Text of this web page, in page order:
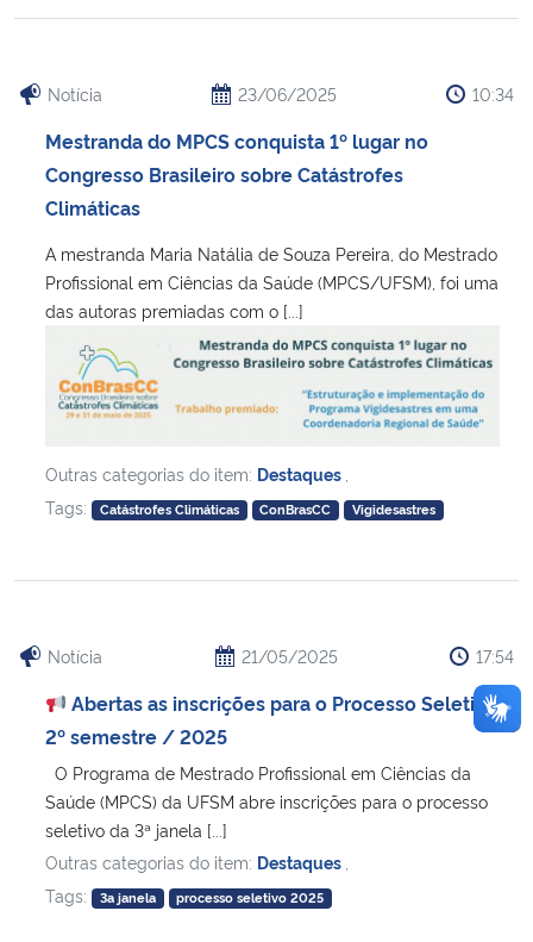
Notícia 23/06/2025 10:34
Mestranda do MPCS conquista 1º lugar no
Congresso Brasileiro sobre Catástrofes
Climáticas
A mestranda Maria Natália de Souza Pereira, do Mestrado
Profissional em Ciências da Saúde (MPCS/UFSM), foi uma
das autoras premiadas com o [...]
Outras categorias do item: Destaques
Tags:
Catástrofes Climáticas ConBrasCC Vigidesastres
Notícia 21/05/2025 17:54
Abertas as inscrições para o Processo Seletivo
2º semestre / 2025
O Programa de Mestrado Profissional em Ciências da
Saúde (MPCS) da UFSM abre inscrições para o processo
seletivo da 3ª janela [...]
Outras categorias do item: Destaques
Tags:
3a janela processo seletivo 2025